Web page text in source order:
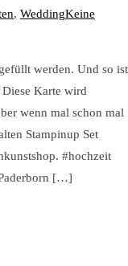
, WeddingKeine
werden. Und so ist
Karte wird
wenn mal schon mal
Stampinup Set
#hochzeit
[…]